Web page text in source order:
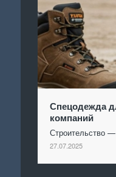
Спецодежда
компаний
Строительство
27.07.2025